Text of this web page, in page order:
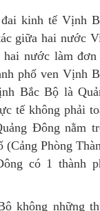
kinh tế Vịnh
giữa hai nước
hai nước làm
phố ven Vịnh
Bắc Bộ là
tế không phải
Đông nằm
(Cảng Phòng
có 1 thành
không những